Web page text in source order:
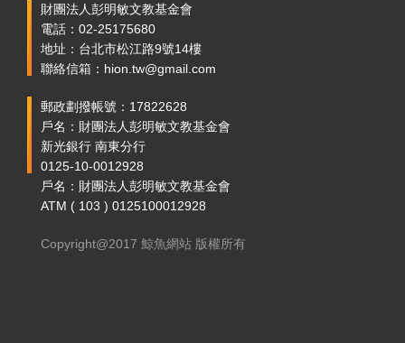
財團法人彭明敏文教基金會
電話：02-25175680
地址：台北市松江路9號14樓
聯絡信箱：hion.tw@gmail.com
郵政劃撥帳號：17822628
戶名：財團法人彭明敏文教基金會
新光銀行 南東分行
0125-10-0012928
戶名：財團法人彭明敏文教基金會
ATM ( 103 ) 0125100012928
Copyright@2017 鯨魚網站 版權所有